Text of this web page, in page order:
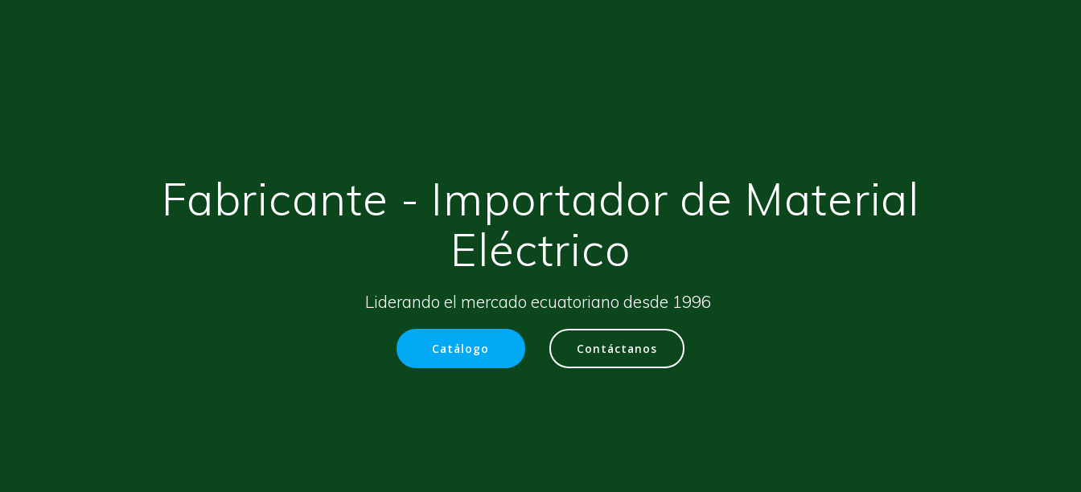
Fabricante - Importador de Material
Eléctrico
Liderando el mercado ecuatoriano desde 1996
Catálogo Contáctanos